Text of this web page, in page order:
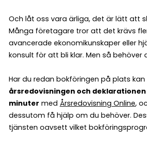
Och låt oss vara ärliga, det är lätt att
Många företagare tror att det krävs
avancerade ekonomikunskaper eller
konsult för att bli klar. Men så behöver
Har du redan bokföringen på plats kan
årsredovisningen och deklarationen
minuter med Årsredovisning Online,
dessutom få hjälp om du behöver.
tjänsten oavsett vilket